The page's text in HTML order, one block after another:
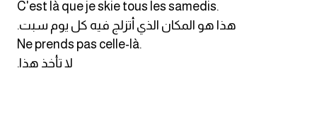
C'est là que je skie tous les samedis.
.هذا هو المكان الذي أتزلج فيه كل يوم سبت
Ne prends pas celle-là.
.لا تأخذ هذا